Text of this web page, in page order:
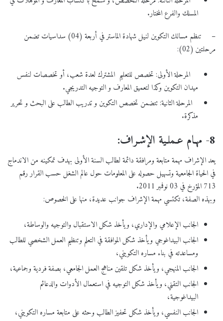
المسلك والفرع المختار.
– تنظم مسالك التكوين لنيل شهادة الماستر في أربعة (04) سداسيات تضمن
مرحلتين (02):
المرحلة الأولى: تخصص للتعليم المشترك لعدة شعب، أو تخصصات لنفس
ميدان التكوين وكذا لتعميق المعارف و التوجيه التدريجي.
المرحلة الثانية: تتضمن تخصص التكوين و تدريب الطالب على البحث و تحرير
مذكرة.
8- مهـام عـملـية الإشـراف:
يعد الإشراف مهمة متابعة ومرافقة دائمة لطالب السنة الأولى بهدف تمكينه من الاندماج
في الحياة الجامعية وتسهيل حصوله على المعلومات حول عالم الشغل حسب القرار رقم
713 المؤرخ في 03 نوفمبر 2011.
وبهذه الصفة، تكتسي مهمة الإشراف جوانب عديدة، منها على الخصوص:
الجانب الإعلامي والإداري، ويأخذ شكل الاستقبال والتوجيه والوساطة،
الجانب البيداغوجي ويأخذ شكل الموافقة في التعلم وتنظيم العمل الشخصي للطالب
ومساعدته في بناء مساره التكويني،
الجانب المنهجي، ويأخذ شكل تلقين مناهج العمل الجامعي، بصفة فردية وجماعية،
الجانب التقني، ويأخذ شكل التوجيه في استعمال الأدوات والدعائم
البيداغوجية،
الجانب النفسي، ويأخذ شكل تحفيز الطالب وحثه على متابعة مساره التكويني،